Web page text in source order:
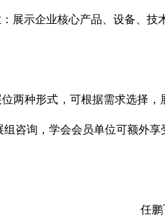
展示企业核心产品、设备、技
两种形式，可根据需求选择
咨询，学会会员单位可额外享
任鹏